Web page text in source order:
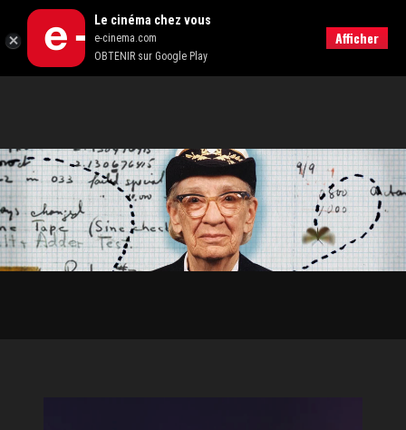
RECHERCHER
Le cinéma chez vous
e-cinema.com
OBTENIR sur Google Play
Afficher